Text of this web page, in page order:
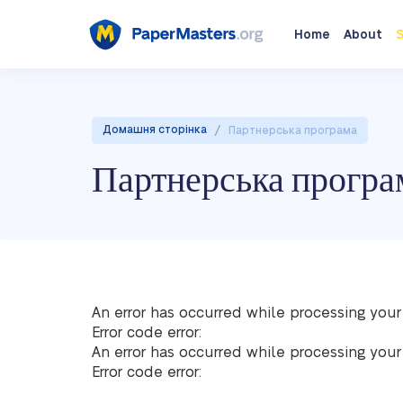
Home About
Домашня сторінка / Партнерська програма
Партнерська
An error has occurred while processing
Error code error:
An error has occurred while processing
Error code error: